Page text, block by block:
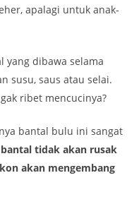
apalagi untuk anak-
yang dibawa selama
susu, saus atau selai.
ribet mencucinya?
bantal bulu ini sangat
bantal tidak akan rusak
akan mengembang